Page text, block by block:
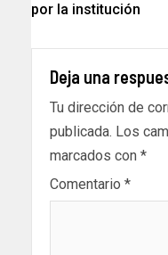
por la institución
Deja una
Tu dirección de
publicada. Los
marcados con *
Comentario *